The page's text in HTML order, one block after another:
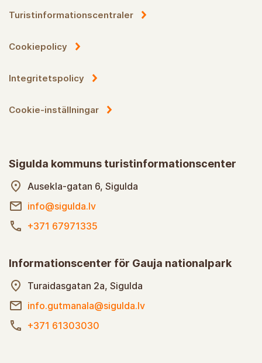
Turistinformationscentraler
Cookiepolicy
Integritetspolicy
Cookie-inställningar
Sigulda kommuns turistinformationscenter
Ausekla-gatan 6, Sigulda
info@sigulda.lv
+371 67971335
Informationscenter för Gauja nationalpark
Turaidasgatan 2a, Sigulda
info.gutmanala@sigulda.lv
+371 61303030